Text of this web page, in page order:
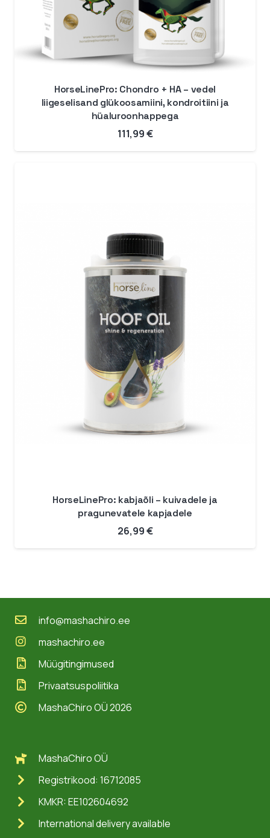
HorseLinePro: Chondro + HA – vedel
liigeselisand glükoosamiini, kondroitiini ja
hüaluroonhappega
111,99€
HorseLinePro: kabjaõli – kuivadele ja
pragunevatele kapjadele
26,99€
MashaChiro OÜ
Registrikood: 16712085
KMKR: EE102604692
International delivery available
info@mashachiro.ee
mashachiro.ee
Müügitingimused
Privaatsuspoliitika
MashaChiro OÜ 2026